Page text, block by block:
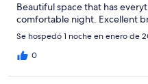
Beautiful space that has
comfortable night. Excellent
Se hospedó 1 noche en enero de
0